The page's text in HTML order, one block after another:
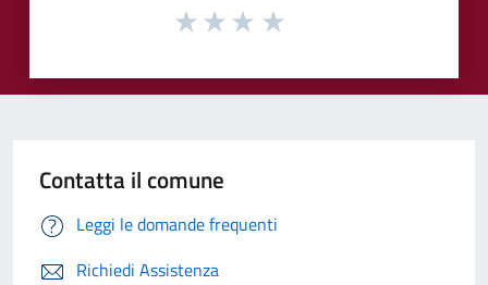
Contatta il comune
Leggi le domande frequenti
Richiedi Assistenza